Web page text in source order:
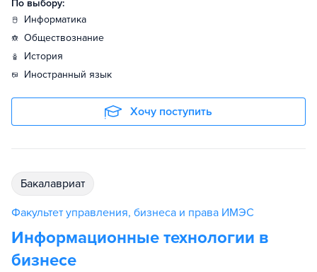
По выбору:
информатика
обществознание
история
иностранный язык
Хочу поступить
бакалавриат
Факультет управления, бизнеса и права ИМЭС
Информационные технологии в
бизнесе